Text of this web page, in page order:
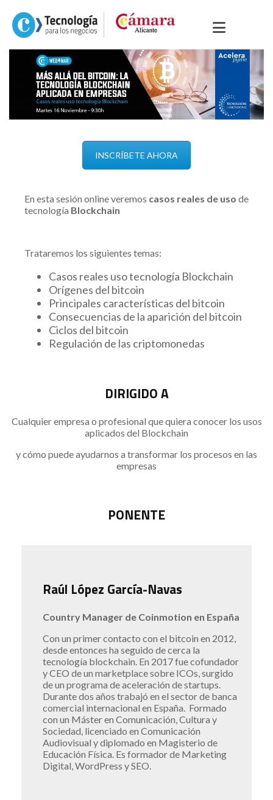
INSCRÍBETE AHORA
En esta sesión online veremos casos reales de uso de
tecnología Blockchain
Trataremos los siguientes temas:
Casos reales uso tecnología Blockchain
Orígenes del bitcoin
Principales características del bitcoin
Consecuencias de la aparición del bitcoin
Ciclos del bitcoin
Regulación de las criptomonedas
DIRIGIDO A
Cualquier empresa o profesional que quiera conocer los usos
aplicados del Blockchain
y cómo puede ayudarnos a transformar los procesos en las
empresas
PONENTE
Raúl López García-Navas
Country Manager de Coinmotion en España
Con un primer contacto con el bitcoin en 2012,
desde entonces ha seguido de cerca la
tecnología blockchain. En 2017 fue cofundador
y CEO de un marketplace sobre ICOs, surgido
de un programa de aceleración de startups.
Durante dos años trabajó en el sector de banca
comercial internacional en España. Formado
con un Máster en Comunicación, Cultura y
Sociedad, licenciado en Comunicación
Audiovisual y diplomado en Magisterio de
Educación Física. Es formador de Marketing
Digital, WordPress y SEO.